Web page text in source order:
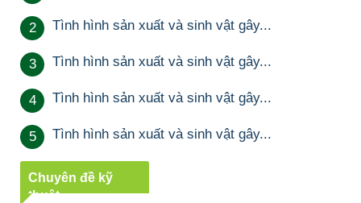
2 Tình hình sản xuất và sinh vật gây...
3 Tình hình sản xuất và sinh vật gây...
4 Tình hình sản xuất và sinh vật gây...
5 Tình hình sản xuất và sinh vật gây...
Chuyên đề kỹ
thuật